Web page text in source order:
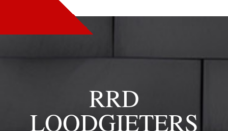
RRD
LOODGIETERS